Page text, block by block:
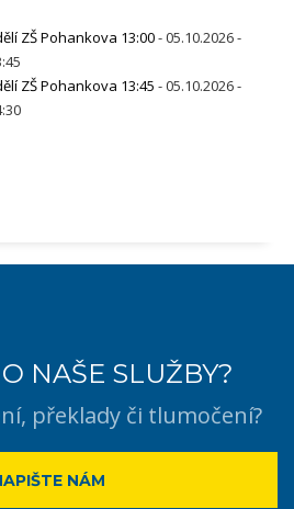
ZŠ Pohankova 13:00- 05.10.2026 -
ZŠ Pohankova 13:45 - 05.10.2026 -
NAŠE SLUŽBY?
překlady či tlumočení?
NÁM